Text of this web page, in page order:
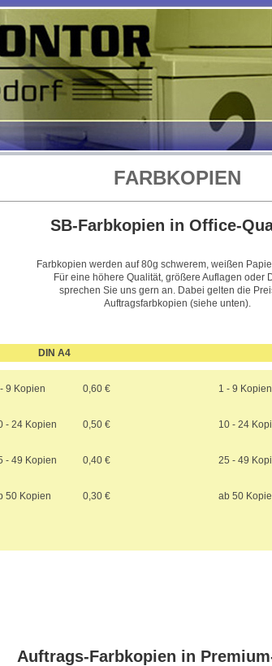
FARBKOPIEN
SB-Farbkopien in Office-
Farbkopien werden auf 80g schwerem, weißen
Für eine höhere Qualität, größere Auflagen oder
sprechen Sie uns gern an. Dabei gelten die
Auftragsfarbkopien (siehe unten).
DIN A4
9 Kopien 0,60 € 1 - 9 Kopien
- 24 Kopien 0,50 € 10 - 24
- 49 Kopien 0,40 € 25 - 49
50 Kopien 0,30 € ab 50
Auftrags-Farbkopien in